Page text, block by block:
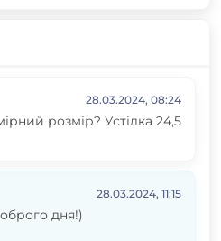
28.03.2024, 08:24
розмір? Устілка 24,5
28.03.2024, 11:15
дня!)